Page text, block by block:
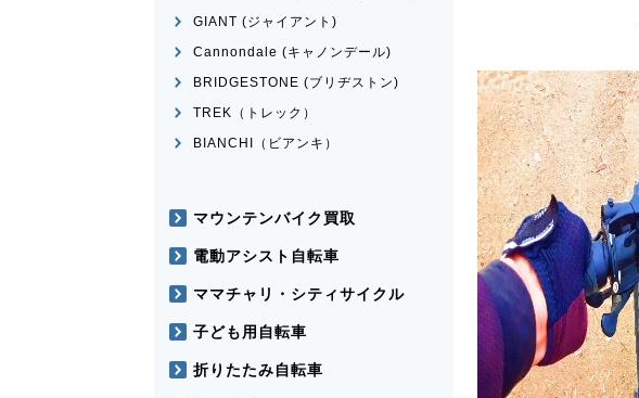
GIANT (ジャイアント)
Cannondale (キャノンデール)
BRIDGESTONE (ブリヂストン)
TREK（トレック）
BIANCHI（ビアンキ）
マウンテンバイク買取
電動アシスト自転車
ママチャリ・シティサイクル
子ども用自転車
折りたたみ自転車